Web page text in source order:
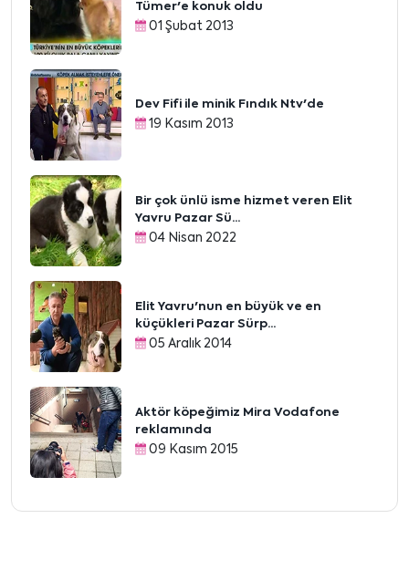
Tümer'e konuk oldu
01 Şubat 2013
Dev Fifi ile minik Fındık Ntv'de
19 Kasım 2013
Bir çok ünlü isme hizmet veren Elit
Yavru Pazar Sü...
04 Nisan 2022
Elit Yavru'nun en büyük ve en
küçükleri Pazar Sürp...
05 Aralık 2014
Aktör köpeğimiz Mira Vodafone
reklamında
09 Kasım 2015